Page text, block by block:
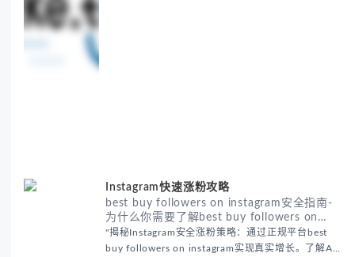
Instagram快速涨粉攻略
best buy followers on instagram安全指南-
为什么你需要了解best buy followers on
instagram
"揭秘Instagram安全涨粉策略：通过正规平台best
buy followers on instagram实现真实增长。了解AI